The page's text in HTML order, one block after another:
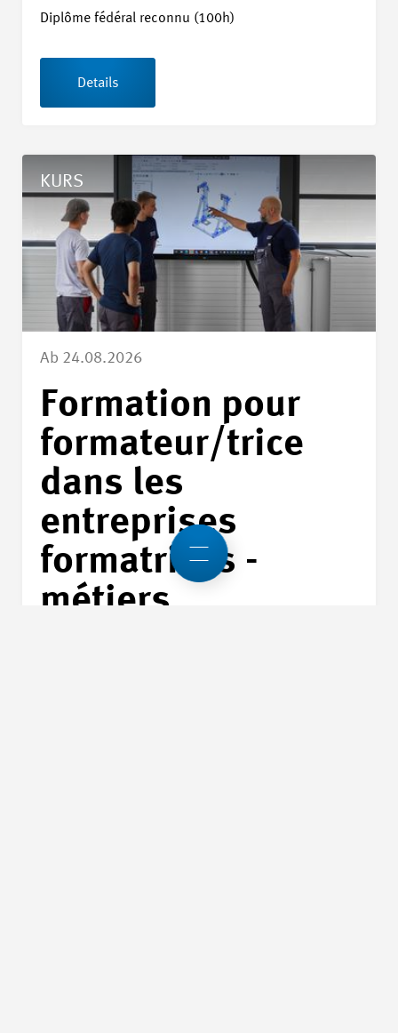
Diplôme fédéral reconnu (100h)
Details
KURS
Ab 24.08.2026
Formation pour
formateur/trice
dans les
entreprises
formatrices -
métiers
Details Formation pour formateur/trice dans les entreprises